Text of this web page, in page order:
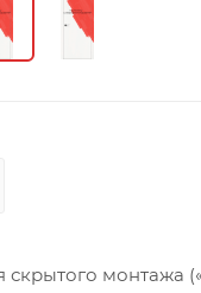
монтажа